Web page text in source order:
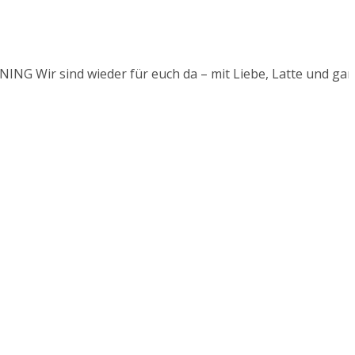
Wir sind wieder für euch da – mit Liebe, Latte und ganz